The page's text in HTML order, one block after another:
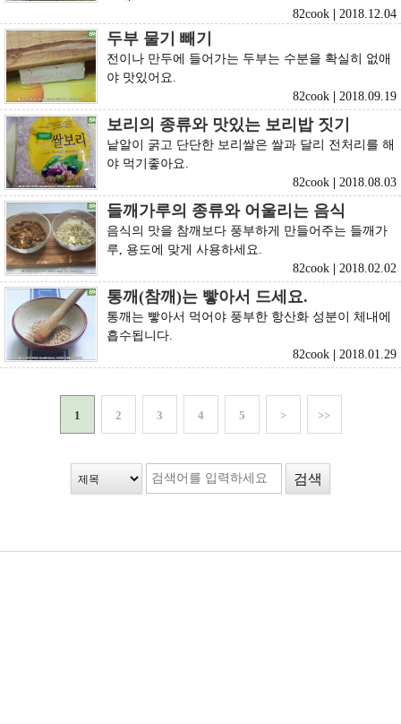
82cook
2018.12.04
두부 물기 빼기
전이나 만두에 들어가는 두부는 수분을 확실히 없애
야 맛있어요.
82cook
2018.09.19
보리의 종류와 맛있는 보리밥 짓기
낱알이 굵고 단단한 보리쌀은 쌀과 달리 전처리를 해
야 먹기좋아요.
82cook
2018.08.03
들깨가루의 종류와 어울리는 음식
음식의 맛을 참깨보다 풍부하게 만들어주는 들깨가
루, 용도에 맞게 사용하세요.
82cook
2018.02.02
통깨(참깨)는 빻아서 드세요.
통깨는 빻아서 먹어야 풍부한 항산화 성분이 체내에
흡수됩니다.
82cook
2018.01.29
1 2 3 4 5 > >>